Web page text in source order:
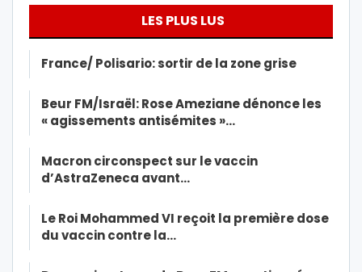
LES PLUS LUS
France/ Polisario: sortir de la zone grise
Beur FM/Israël: Rose Ameziane dénonce les
« agissements antisémites »…
Macron circonspect sur le vaccin
d’AstraZeneca avant…
Le Roi Mohammed VI reçoit la première dose
du vaccin contre la…